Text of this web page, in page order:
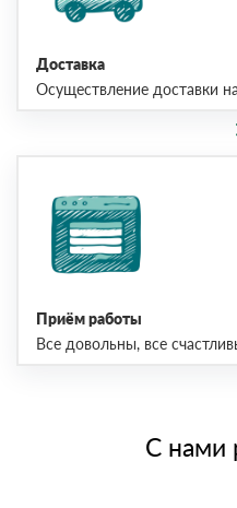
Доставка
Осуществление доставки
Приём работы
Все довольны, все
С нами